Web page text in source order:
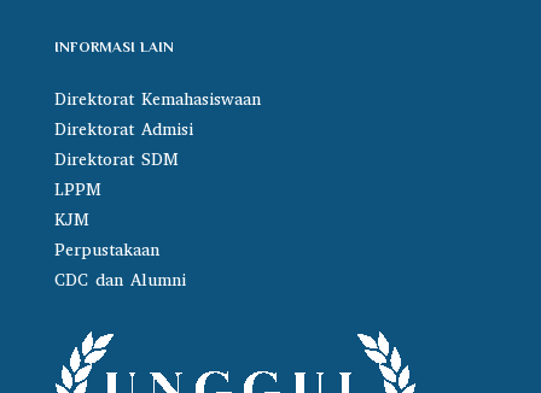
INFORMASI LAIN
Direktorat Kemahasiswaan
Direktorat Admisi
Direktorat SDM
LPPM
KJM
Perpustakaan
CDC dan Alumni